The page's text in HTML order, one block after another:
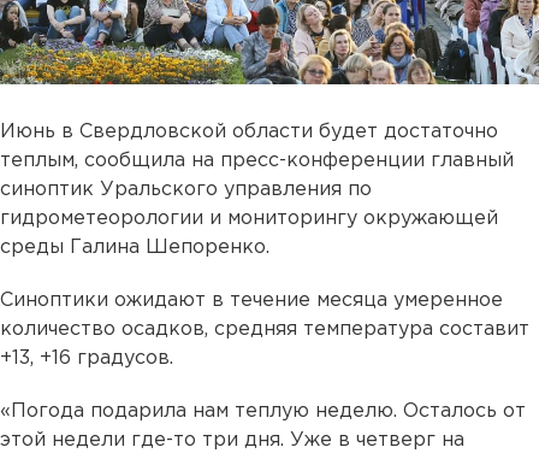
Июнь в Свердловской области будет достаточно
теплым, сообщила на пресс-конференции главный
синоптик Уральского управления по
гидрометеорологии и мониторингу окружающей
среды Галина Шепоренко.
Синоптики ожидают в течение месяца умеренное
количество осадков, средняя температура составит
+13, +16 градусов.
«Погода подарила нам теплую неделю. Осталось от
этой недели где-то три дня. Уже в четверг на